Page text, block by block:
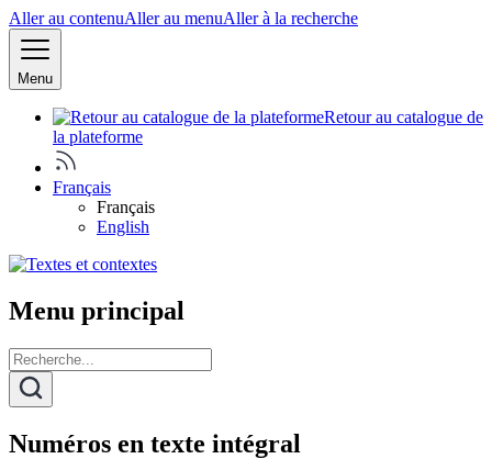
Aller au contenuAller au menuAller à la recherche
Menu
Retour au catalogue de
la plateforme
Français
Français
English
Menu principal
Numéros en texte intégral